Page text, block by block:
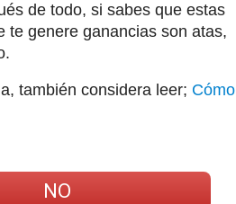
de todo, si sabes que estas
te genere ganancias son atas,
también considera leer; Cómo
NO